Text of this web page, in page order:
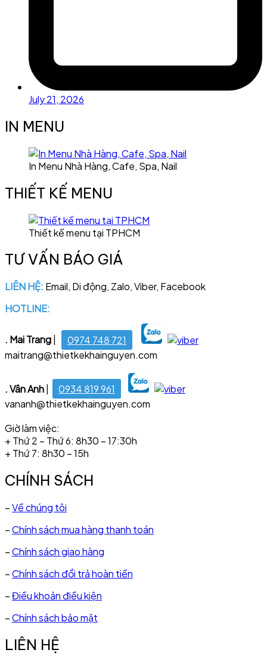
July 21, 2026
IN MENU
In Menu Nhà Hàng, Cafe, Spa, Nail
THIẾT KẾ MENU
Thiết kế menu tại TPHCM
TƯ VẤN BÁO GIÁ
LIÊN HỆ: Email, Di động, Zalo, Viber, Facebook
HOTLINE:
. Mai Trang
0974 748 721
maitrang@thietkekhainguyen.com
. Vân Anh
0934 819 961
vananh@thietkekhainguyen.com
Giờ làm việc:
+ Thứ 2 – Thứ 6: 8h30 – 17:30h
+ Thứ 7: 8h30 – 15h
CHÍNH SÁCH
–Về chúng tôi
–Chính sách mua hàng thanh toán
–Chính sách giao hàng
–Chính sách đổi trả hoàn tiền
–Điều khoản điều kiện
–Chính sách bảo mật
LIÊN HỆ